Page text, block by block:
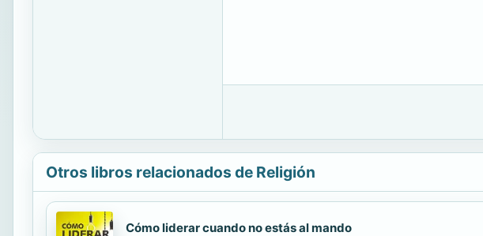
Otros libros relacionados de Religión
Cómo liderar cuando no estás al mando